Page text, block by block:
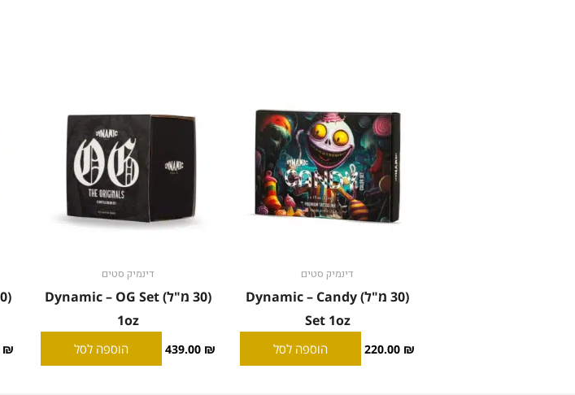
דינמיק סטים
(30 מ"ל) Dynamic – Candy
Set 1oz
220.00 ₪ הוספה לסל
דינמיק סטים
(30 מ"ל) Dynamic – OG Set
1oz
439.00 ₪ הוספה לסל ₪